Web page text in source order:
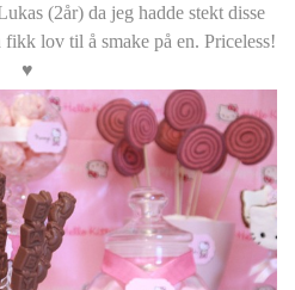
(2år) da jeg hadde stekt disse
lov til å smake på en. Priceless!
♥